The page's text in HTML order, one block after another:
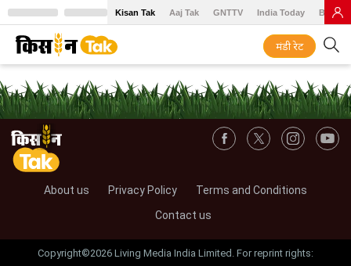
Kisan Tak Aaj Tak GNTTV India Today BT
मंडी रेट
About us Privacy Policy
Terms and Conditions
Contact us
Copyright©2026 Living Media India Limited. For reprint rights: